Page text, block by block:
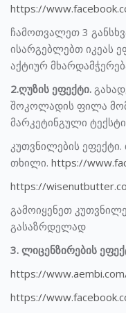
https://
ჩამოთვალეთ 3
ისარგებლებთ იკეას
აქტიურ
2.ღუზის ეფექტი.
შოკოლადის ფილა
მარკეტინგული
კუთვნილების ეფექტი.
თხილი. https://
https://
გამოიყენეთ
გასაზრდელად
3. ლიცენზირების
https://
https://